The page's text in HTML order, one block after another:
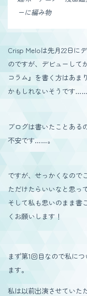
ーに編み物
Crisp Meloは先月22日に
のですが、デビューして
コラム』を書く方はあま
かもしれないそうです……
ブログは書いたことある
不安です……。
ですが、せっかくなので
ただけたらいいなと思っ
そして私も思いのまま書
くお願いします！
まず第1回目なので私に
ます。
私は以前出演させていた